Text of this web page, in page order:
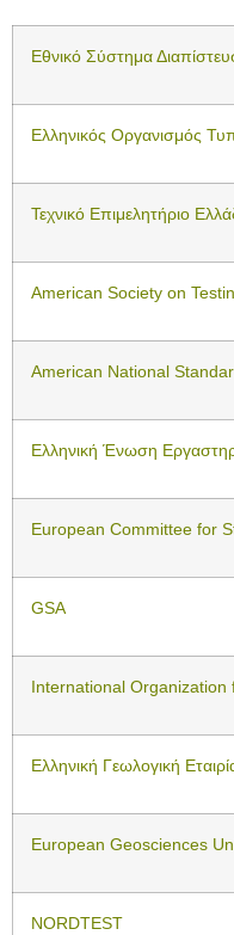
Εθνικό Σύστημα
Ελληνικός Οργανισμός
Τεχνικό Επιμελητήριο
American Society on
American National
Ελληνική Ένωση
European Committee for
GSA
International Organization
Ελληνική Γεωλογική
European Geosciences
NORDTEST